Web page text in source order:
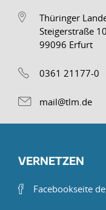
Thüringer
Steigerstraße 10
99096 Erfurt
0361 21177-0
mail@tlm.de
VERNETZEN
Facebookseite